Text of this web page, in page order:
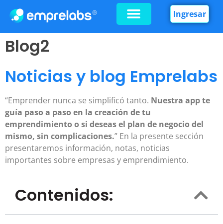
Ingresar
Blog2
Noticias y blog Emprelabs
“Emprender nunca se simplificó tanto. Nuestra app te
guía paso a paso en la creación de tu
emprendimiento o si deseas el plan de negocio del
mismo, sin complicaciones.” En la presente sección
presentaremos información, notas, noticias
importantes sobre empresas y emprendimiento.
Contenidos: